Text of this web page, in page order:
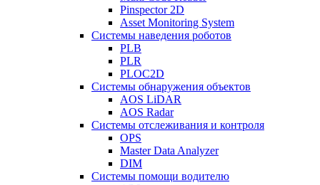
Pinspector 2D
Asset Monitoring System
Системы наведения роботов
PLB
PLR
PLOC2D
Системы обнаружения объектов
AOS LiDAR
AOS Radar
Системы отслеживания и контроля
OPS
Master Data Analyzer
DIM
Системы помощи водителю